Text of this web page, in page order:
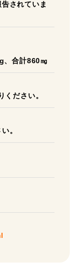
されていま
、合計860㎎
ださい。
。